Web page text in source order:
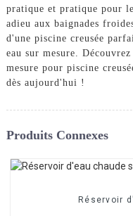
pratique et pratique pour
adieu aux baignades
d'une piscine creusée
eau sur mesure.
mesure pour piscine
dès aujourd'hui !
Produits Connexes
Réservoir